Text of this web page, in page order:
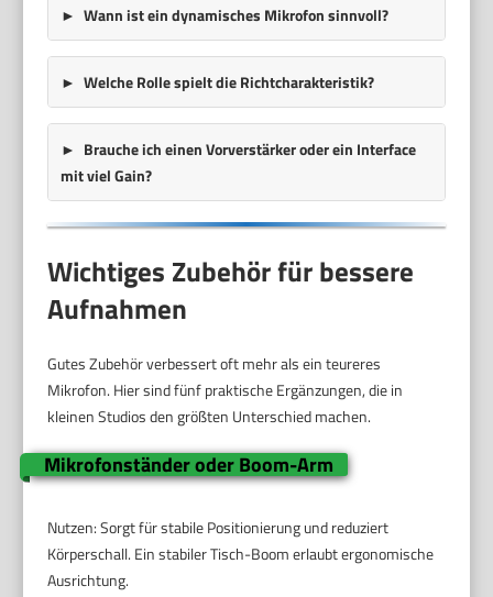
Wann ist ein dynamisches Mikrofon sinnvoll?
Welche Rolle spielt die Richtcharakteristik?
Brauche ich einen Vorverstärker oder ein Interface
mit viel Gain?
Wichtiges Zubehör für bessere
Aufnahmen
Gutes Zubehör verbessert oft mehr als ein teureres
Mikrofon. Hier sind fünf praktische Ergänzungen, die in
kleinen Studios den größten Unterschied machen.
Mikrofonständer oder Boom-Arm
Nutzen: Sorgt für stabile Positionierung und reduziert
Körperschall. Ein stabiler Tisch-Boom erlaubt ergonomische
Ausrichtung.